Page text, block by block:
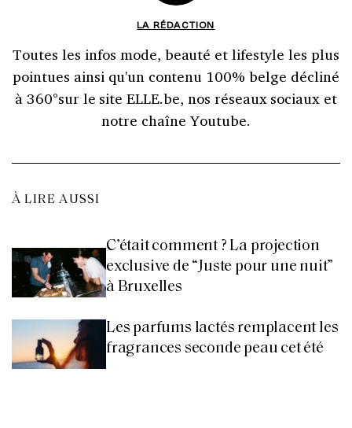
LA RÉDACTION
Toutes les infos mode, beauté et lifestyle les plus
pointues ainsi qu'un contenu 100% belge décliné
à 360°sur le site ELLE.be, nos réseaux sociaux et
notre chaîne Youtube.
À LIRE AUSSI
C’était comment ? La projection
exclusive de “Juste pour une nuit”
à Bruxelles
Les parfums lactés remplacent les
fragrances seconde peau cet été